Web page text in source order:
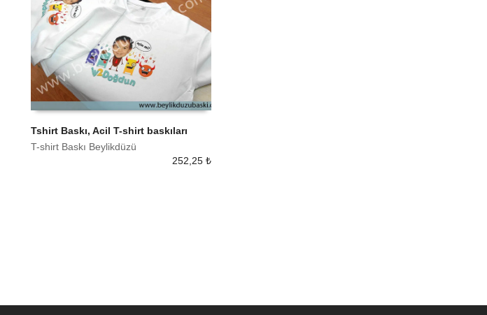
SEPETE EKLE
Tshirt Baskı, Acil T-shirt baskıları
T-shirt Baskı Beylikdüzü
252,25 ₺